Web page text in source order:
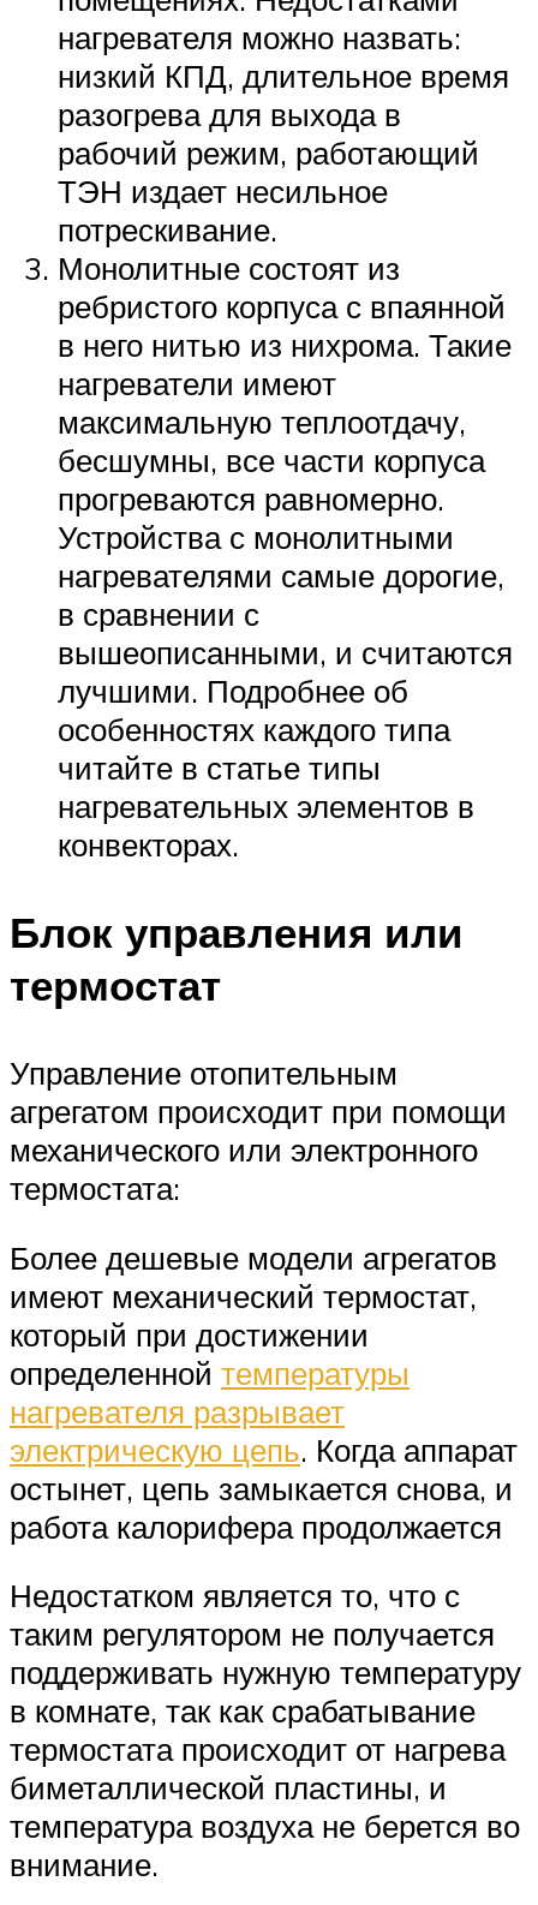
нагревателя можно назвать:
низкий КПД, длительное время
разогрева для выхода в
рабочий режим, работающий
ТЭН издает несильное
потрескивание.
Монолитные состоят из
ребристого корпуса с впаянной
в него нитью из нихрома. Такие
нагреватели имеют
максимальную теплоотдачу,
бесшумны, все части корпуса
прогреваются равномерно.
Устройства с монолитными
нагревателями самые дорогие,
в сравнении с
вышеописанными, и считаются
лучшими. Подробнее об
особенностях каждого типа
читайте в статье типы
нагревательных элементов в
конвекторах.
Блок управления или
термостат
Управление отопительным
агрегатом происходит при помощи
механического или электронного
термостата:
Более дешевые модели агрегатов
имеют механический термостат,
который при достижении
определенной температуры
нагревателя разрывает
электрическую цепь. Когда аппарат
остынет, цепь замыкается снова, и
работа калорифера продолжается
Недостатком является то, что с
таким регулятором не получается
поддерживать нужную температуру
в комнате, так как срабатывание
термостата происходит от нагрева
биметаллической пластины, и
температура воздуха не берется во
внимание.